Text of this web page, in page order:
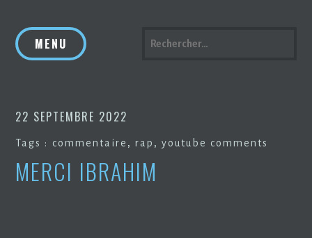
contenu
principal
MENU
22 SEPTEMBRE 2022
Tags : commentaire ,rap ,youtube comments
MERCI IBRAHIM